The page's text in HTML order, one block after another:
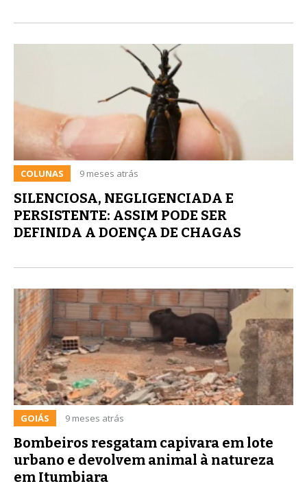
COLUNAS 9 meses atrás
SILENCIOSA, NEGLIGENCIADA E
PERSISTENTE: ASSIM PODE SER
DEFINIDA A DOENÇA DE CHAGAS
GOIÁS 9 meses atrás
Bombeiros resgatam capivara em lote
urbano e devolvem animal à natureza
em Itumbiara